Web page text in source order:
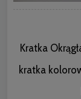
Kratka
kratka